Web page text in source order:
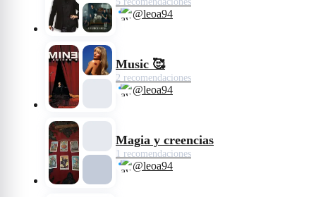
@leoa94
Music 🥰
2 recomendaciones
@leoa94
Magia y creencias
1 recomendaciones
@leoa94